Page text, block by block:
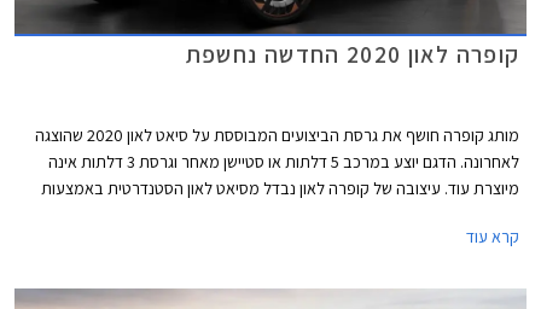
קופרה לאון 2020 החדשה נחשפת
מותג קופרה חושף את גרסת הביצועים המבוססת על סיאט לאון 2020 שהוצגה
לאחרונה. הדגם יוצע במרכב 5 דלתות או סטיישן מאחר וגרסת 3 דלתות אינה
מיוצרת עוד. עיצובה של קופרה לאון נבדל מסיאט לאון הסטנדרטית באמצעות
גדולים, ושבכה קדמית מושחרת עם סמל המותג בצבע נחושת במרכזה. מאחור
בחישוקים בעיצוב אווירודינמי מיוחד המשלב גוון נחושת, חצאיות צד, ומראות
קרא עוד